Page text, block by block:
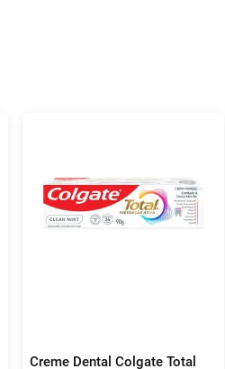
Creme Dental Colgate Total